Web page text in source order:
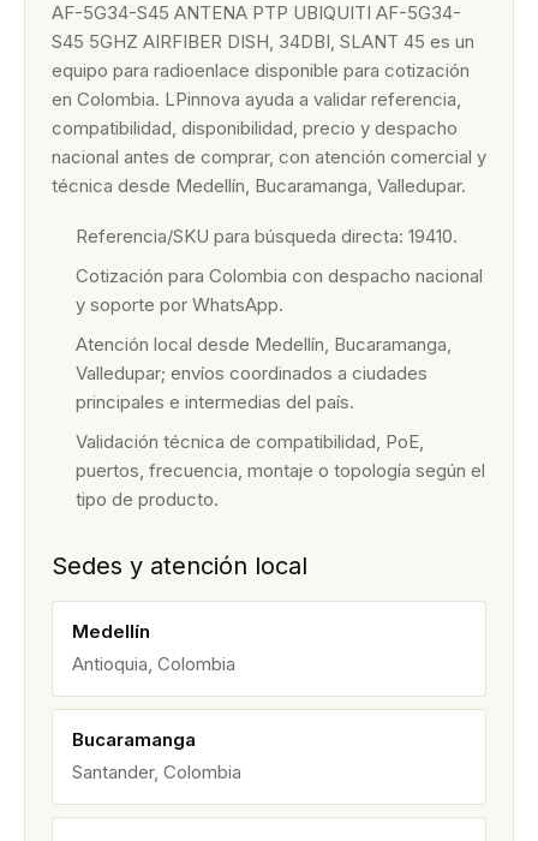
AF-5G34-S45 ANTENA PTP UBIQUITI AF-5G34-
S45 5GHZ AIRFIBER DISH, 34DBI, SLANT 45 es un
equipo para radioenlace disponible para cotización
en Colombia. LPinnova ayuda a validar referencia,
compatibilidad, disponibilidad, precio y despacho
nacional antes de comprar, con atención comercial y
técnica desde Medellín, Bucaramanga, Valledupar.
Referencia/SKU para búsqueda directa: 19410.
Cotización para Colombia con despacho nacional
y soporte por WhatsApp.
Atención local desde Medellín, Bucaramanga,
Valledupar; envíos coordinados a ciudades
principales e intermedias del país.
Validación técnica de compatibilidad, PoE,
puertos, frecuencia, montaje o topología según el
tipo de producto.
Sedes y atención local
Medellín
Antioquia, Colombia
Bucaramanga
Santander, Colombia